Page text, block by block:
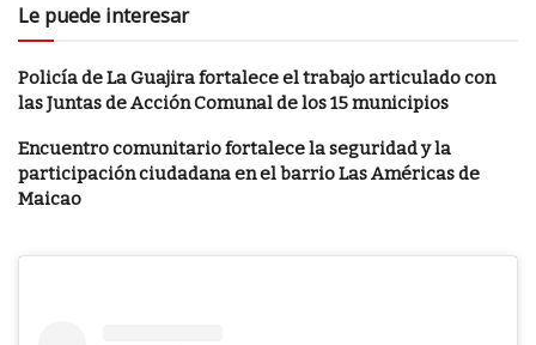
Le puede interesar
Policía de La Guajira fortalece el trabajo articulado con
las Juntas de Acción Comunal de los 15 municipios
Encuentro comunitario fortalece la seguridad y la
participación ciudadana en el barrio Las Américas de
Maicao